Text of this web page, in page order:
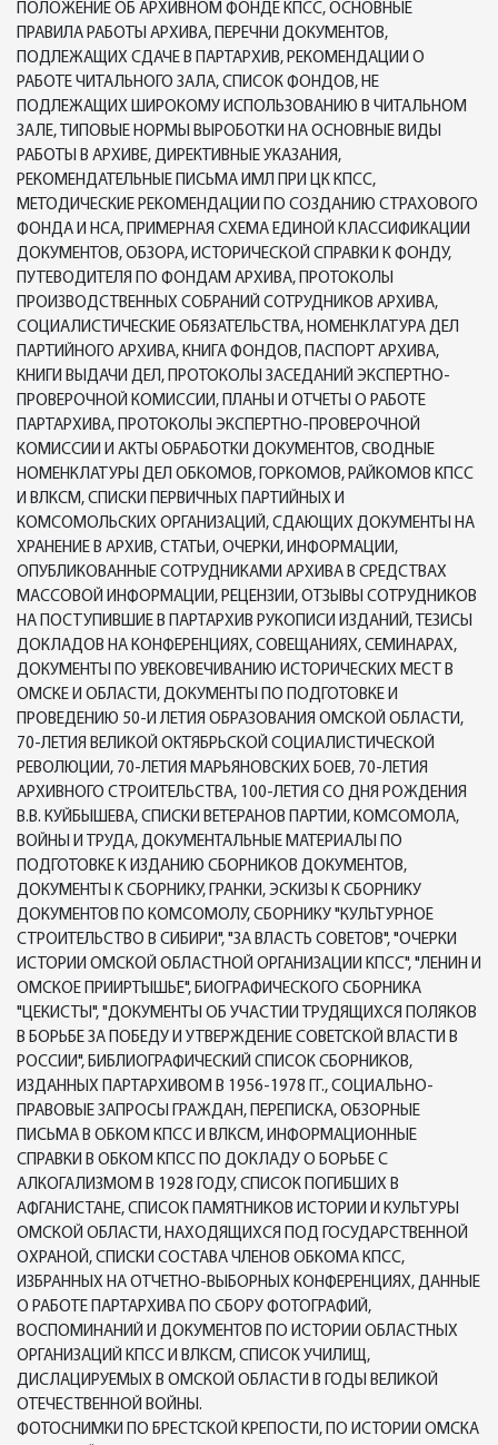
ПОЛОЖЕНИЕ ОБ АРХИВНОМ ФОНДЕ КПСС, ОСНОВНЫЕ
ПРАВИЛА РАБОТЫ АРХИВА, ПЕРЕЧНИ ДОКУМЕНТОВ,
ПОДЛЕЖАЩИХ СДАЧЕ В ПАРТАРХИВ, РЕКОМЕНДАЦИИ О
РАБОТЕ ЧИТАЛЬНОГО ЗАЛА, СПИСОК ФОНДОВ, НЕ
ПОДЛЕЖАЩИХ ШИРОКОМУ ИСПОЛЬЗОВАНИЮ В ЧИТАЛЬНОМ
ЗАЛЕ, ТИПОВЫЕ НОРМЫ ВЫРОБОТКИ НА ОСНОВНЫЕ ВИДЫ
РАБОТЫ В АРХИВЕ, ДИРЕКТИВНЫЕ УКАЗАНИЯ,
РЕКОМЕНДАТЕЛЬНЫЕ ПИСЬМА ИМЛ ПРИ ЦК КПСС,
МЕТОДИЧЕСКИЕ РЕКОМЕНДАЦИИ ПО СОЗДАНИЮ СТРАХОВОГО
ФОНДА И НСА, ПРИМЕРНАЯ СХЕМА ЕДИНОЙ КЛАССИФИКАЦИИ
ДОКУМЕНТОВ, ОБЗОРА, ИСТОРИЧЕСКОЙ СПРАВКИ К ФОНДУ,
ПУТЕВОДИТЕЛЯ ПО ФОНДАМ АРХИВА, ПРОТОКОЛЫ
ПРОИЗВОДСТВЕННЫХ СОБРАНИЙ СОТРУДНИКОВ АРХИВА,
СОЦИАЛИСТИЧЕСКИЕ ОБЯЗАТЕЛЬСТВА, НОМЕНКЛАТУРА ДЕЛ
ПАРТИЙНОГО АРХИВА, КНИГА ФОНДОВ, ПАСПОРТ АРХИВА,
КНИГИ ВЫДАЧИ ДЕЛ, ПРОТОКОЛЫ ЗАСЕДАНИЙ ЭКСПЕРТНО-
ПРОВЕРОЧНОЙ КОМИССИИ, ПЛАНЫ И ОТЧЕТЫ О РАБОТЕ
ПАРТАРХИВА, ПРОТОКОЛЫ ЭКСПЕРТНО-ПРОВЕРОЧНОЙ
КОМИССИИ И АКТЫ ОБРАБОТКИ ДОКУМЕНТОВ, СВОДНЫЕ
НОМЕНКЛАТУРЫ ДЕЛ ОБКОМОВ, ГОРКОМОВ, РАЙКОМОВ КПСС
И ВЛКСМ, СПИСКИ ПЕРВИЧНЫХ ПАРТИЙНЫХ И
КОМСОМОЛЬСКИХ ОРГАНИЗАЦИЙ, СДАЮЩИХ ДОКУМЕНТЫ НА
ХРАНЕНИЕ В АРХИВ, СТАТЬИ, ОЧЕРКИ, ИНФОРМАЦИИ,
ОПУБЛИКОВАННЫЕ СОТРУДНИКАМИ АРХИВА В СРЕДСТВАХ
МАССОВОЙ ИНФОРМАЦИИ, РЕЦЕНЗИИ, ОТЗЫВЫ СОТРУДНИКОВ
НА ПОСТУПИВШИЕ В ПАРТАРХИВ РУКОПИСИ ИЗДАНИЙ, ТЕЗИСЫ
ДОКЛАДОВ НА КОНФЕРЕНЦИЯХ, СОВЕЩАНИЯХ, СЕМИНАРАХ,
ДОКУМЕНТЫ ПО УВЕКОВЕЧИВАНИЮ ИСТОРИЧЕСКИХ МЕСТ В
ОМСКЕ И ОБЛАСТИ, ДОКУМЕНТЫ ПО ПОДГОТОВКЕ И
ПРОВЕДЕНИЮ 50-И ЛЕТИЯ ОБРАЗОВАНИЯ ОМСКОЙ ОБЛАСТИ,
70-ЛЕТИЯ ВЕЛИКОЙ ОКТЯБРЬСКОЙ СОЦИАЛИСТИЧЕСКОЙ
РЕВОЛЮЦИИ, 70-ЛЕТИЯ МАРЬЯНОВСКИХ БОЕВ, 70-ЛЕТИЯ
АРХИВНОГО СТРОИТЕЛЬСТВА, 100-ЛЕТИЯ СО ДНЯ РОЖДЕНИЯ
В.В. КУЙБЫШЕВА, СПИСКИ ВЕТЕРАНОВ ПАРТИИ, КОМСОМОЛА,
ВОЙНЫ И ТРУДА, ДОКУМЕНТАЛЬНЫЕ МАТЕРИАЛЫ ПО
ПОДГОТОВКЕ К ИЗДАНИЮ СБОРНИКОВ ДОКУМЕНТОВ,
ДОКУМЕНТЫ К СБОРНИКУ, ГРАНКИ, ЭСКИЗЫ К СБОРНИКУ
ДОКУМЕНТОВ ПО КОМСОМОЛУ, СБОРНИКУ "КУЛЬТУРНОЕ
СТРОИТЕЛЬСТВО В СИБИРИ", "ЗА ВЛАСТЬ СОВЕТОВ", "ОЧЕРКИ
ИСТОРИИ ОМСКОЙ ОБЛАСТНОЙ ОРГАНИЗАЦИИ КПСС", "ЛЕНИН И
ОМСКОЕ ПРИИРТЫШЬЕ", БИОГРАФИЧЕСКОГО СБОРНИКА
"ЦЕКИСТЫ", "ДОКУМЕНТЫ ОБ УЧАСТИИ ТРУДЯЩИХСЯ ПОЛЯКОВ
В БОРЬБЕ ЗА ПОБЕДУ И УТВЕРЖДЕНИЕ СОВЕТСКОЙ ВЛАСТИ В
РОССИИ", БИБЛИОГРАФИЧЕСКИЙ СПИСОК СБОРНИКОВ,
ИЗДАННЫХ ПАРТАРХИВОМ В 1956-1978 ГГ., СОЦИАЛЬНО-
ПРАВОВЫЕ ЗАПРОСЫ ГРАЖДАН, ПЕРЕПИСКА, ОБЗОРНЫЕ
ПИСЬМА В ОБКОМ КПСС И ВЛКСМ, ИНФОРМАЦИОННЫЕ
СПРАВКИ В ОБКОМ КПСС ПО ДОКЛАДУ О БОРЬБЕ С
АЛКОГАЛИЗМОМ В 1928 ГОДУ, СПИСОК ПОГИБШИХ В
АФГАНИСТАНЕ, СПИСОК ПАМЯТНИКОВ ИСТОРИИ И КУЛЬТУРЫ
ОМСКОЙ ОБЛАСТИ, НАХОДЯЩИХСЯ ПОД ГОСУДАРСТВЕННОЙ
ОХРАНОЙ, СПИСКИ СОСТАВА ЧЛЕНОВ ОБКОМА КПСС,
ИЗБРАННЫХ НА ОТЧЕТНО-ВЫБОРНЫХ КОНФЕРЕНЦИЯХ, ДАННЫЕ
О РАБОТЕ ПАРТАРХИВА ПО СБОРУ ФОТОГРАФИЙ,
ВОСПОМИНАНИЙ И ДОКУМЕНТОВ ПО ИСТОРИИ ОБЛАСТНЫХ
ОРГАНИЗАЦИЙ КПСС И ВЛКСМ, СПИСОК УЧИЛИЩ,
ДИСЛАЦИРУЕМЫХ В ОМСКОЙ ОБЛАСТИ В ГОДЫ ВЕЛИКОЙ
ОТЕЧЕСТВЕННОЙ ВОЙНЫ.
ФОТОСНИМКИ ПО БРЕСТСКОЙ КРЕПОСТИ, ПО ИСТОРИИ ОМСКА